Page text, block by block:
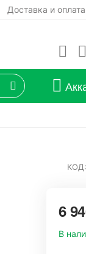
Доставка и оплата
КОД:
6
В